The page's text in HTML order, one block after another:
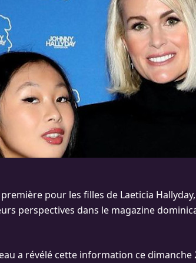
pour les filles de Laeticia
perspectives dans le magazine
a révélé cette information ce dimanche